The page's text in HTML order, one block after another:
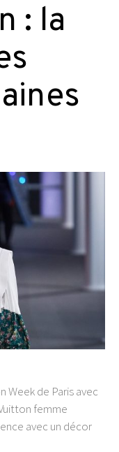
: la
Week de Paris avec
femme
avec un décor